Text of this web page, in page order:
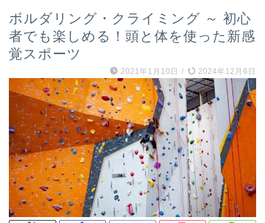
ボルダリング・クライミング ～ 初心
者でも楽しめる！頭と体を使った新感
覚スポーツ
2021年1月10日 / 2024年12月6日